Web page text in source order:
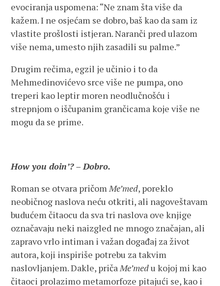
evociranja uspomena: “Ne znam šta više da
kažem. I ne osjećam se dobro, baš kao da sam iz
vlastite prošlosti istjeran. Naranči pred ulazom
više nema, umesto njih zasadili su palme.”
Drugim rečima, egzil je učinio i to da
Mehmedinovićevo srce više ne pumpa, ono
treperi kao leptir moren neodlučnošću i
strepnjom o iščupanim grančicama koje više ne
mogu da se prime.
How you doin’? – Dobro.
Roman se otvara pričomMe’med, poreklo
neobičnog naslova neću otkriti, ali nagoveštavam
budućem čitaocu da sva tri naslova ove knjige
označavaju neki naizgled ne mnogo značajan, ali
zapravo vrlo intiman i važan događaj za život
autora, koji inspiriše potrebu za takvim
naslovljanjem. Dakle, pričaMe’medu kojoj mi kao
čitaoci prolazimo metamorfoze pitajući se, kao i